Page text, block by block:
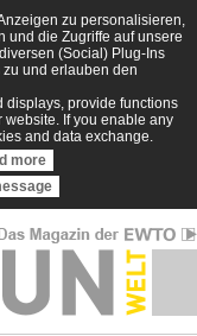
zu personalisieren,
und die Zugriffe auf unsere
(Social) Plug-Ins
und erlauben den
displays, provide functions
If you enable any
and data exchange.
more